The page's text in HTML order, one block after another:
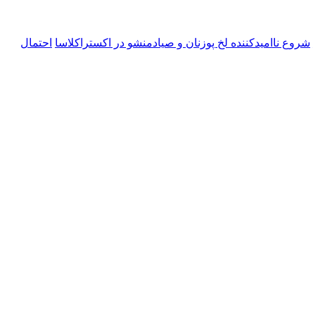
شروع ناامیدکننده لخ پوزنان و صیادمنشو در اکستراکلاسا احتمال